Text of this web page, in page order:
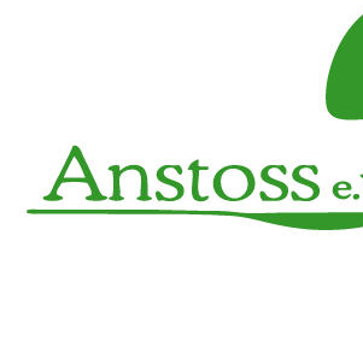
KoALa - Das kostenlose
Anstoss Lastenrad
Bürozeiten
Kontakt
DANKE an die Spender:innen
unserer Sammelaktion für
unsere Partnergemeinschaft in
der Ukraine: Emmaus Oselya